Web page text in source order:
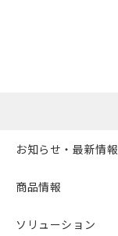
お知らせ・最新情報
商品情報
ソリューション